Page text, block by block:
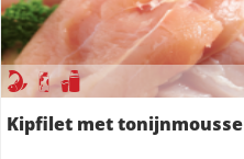
Kipfilet met tonijnmousse